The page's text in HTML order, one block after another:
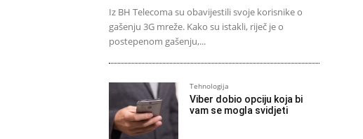
Iz BH Telecoma su obavijestili svoje korisnike o
gašenju 3G mreže. Kako su istakli, riječ je o
postepenom gašenju,...
Tehnologija
Viber dobio opciju koja bi
vam se mogla svidjeti